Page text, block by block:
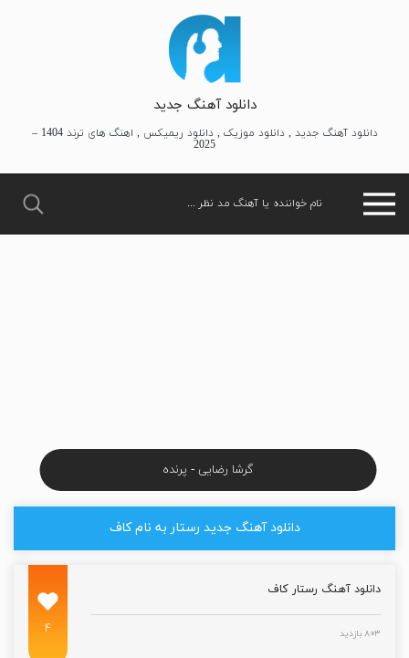
دانلود آهنگ جدید
دانلود آهنگ جدید , دانلود موزیک , دانلود ریمیکس , اهنگ های ترند 1404 –
2025
گرشا رضایی - پرنده
دانلود آهنگ جدید رستار به نام کاف
دانلود آهنگ رستار کاف
۸۰۳ بازدید ۴